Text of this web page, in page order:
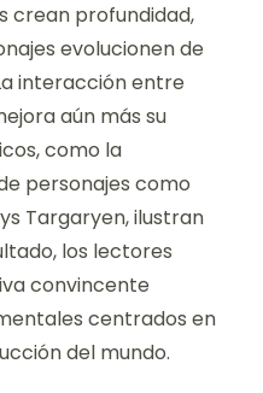
crean profundidad,
evolucionen de
interacción entre
aún más su
como la
personajes como
Targaryen, ilustran
los lectores
convincente
centrados en
del mundo.